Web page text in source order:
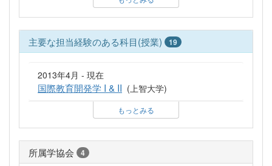
主要な担当経験のある科目(授業) 19
2013年4月 - 現在
国際教育開発学 I & II (上智大学)
もっとみる
所属学協会 4